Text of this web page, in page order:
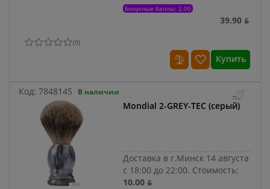
Бонусные баллы: 2.00
39.90 ƃ
(0)
Купить
Код: 7848145 В наличии
Mondial 2-GREY-TEC (серый)
Доставка в г.Минск 14 августа
с 18:00 до 22:00. Стоимость:
10.00 ƃ